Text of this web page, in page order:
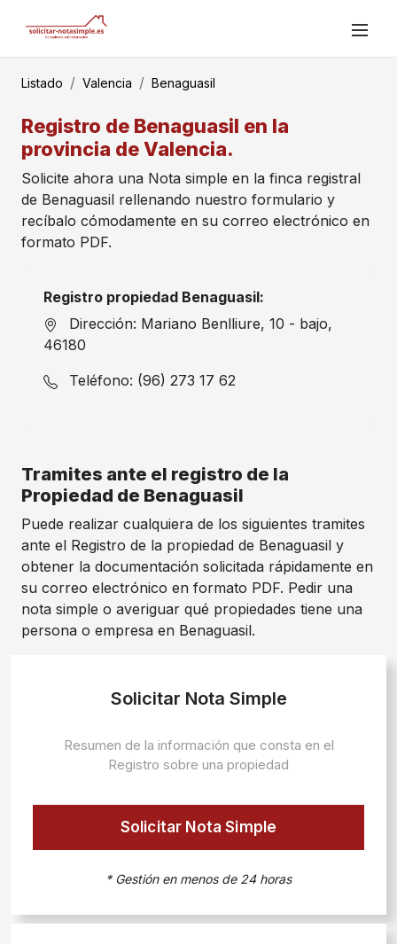
Listado Valencia Benaguasil
Registro de Benaguasil en la
provincia de Valencia.
Solicite ahora una Nota simple en la finca registral
de Benaguasil rellenando nuestro formulario y
recíbalo cómodamente en su correo electrónico en
formato PDF.
Registro propiedad Benaguasil:
Dirección: Mariano Benlliure, 10 - bajo,
46180
Teléfono: (96) 273 17 62
Tramites ante el registro de la
Propiedad de Benaguasil
Puede realizar cualquiera de los siguientes tramites
ante el Registro de la propiedad de Benaguasil y
obtener la documentación solicitada rápidamente en
su correo electrónico en formato PDF. Pedir una
nota simple o averiguar qué propiedades tiene una
persona o empresa en Benaguasil.
Solicitar Nota Simple
Resumen de la información que consta en el
Registro sobre una propiedad
Solicitar Nota Simple
* Gestión en menos de 24 horas